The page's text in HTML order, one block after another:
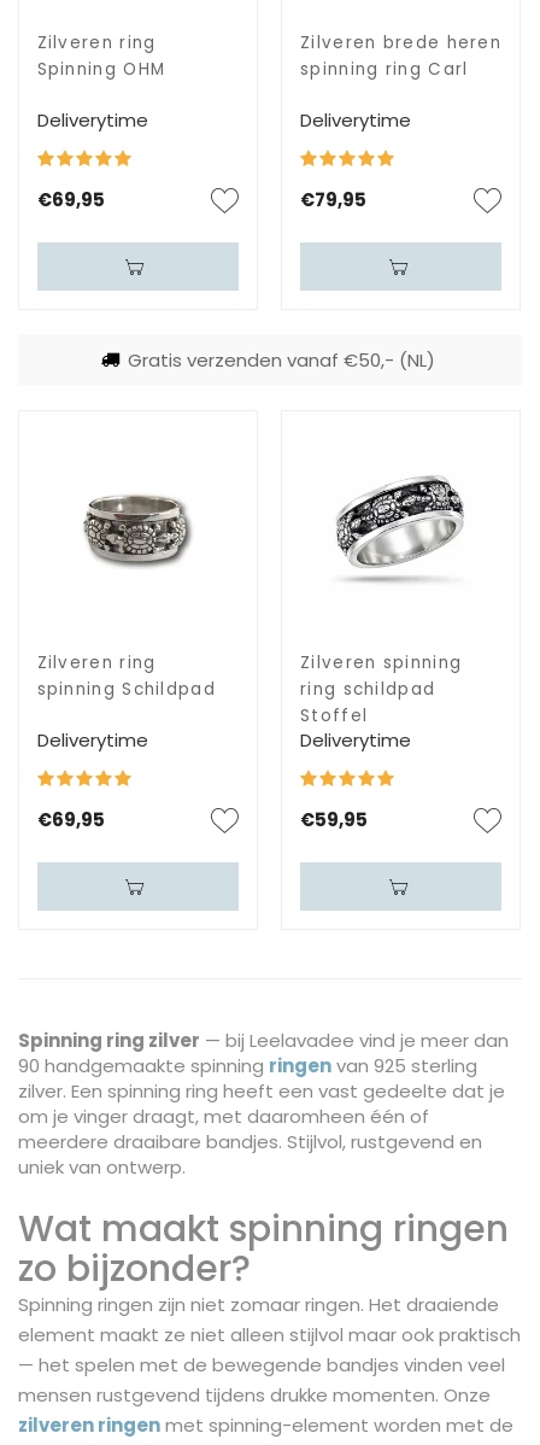
Spinning ring zilver — bij Leelavadee vind je meer dan
90 handgemaakte spinning ringenvan 925 sterling
zilver. Een spinning ring heeft een vast gedeelte dat je
om je vinger draagt, met daaromheen één of
meerdere draaibare bandjes. Stijlvol, rustgevend en
uniek van ontwerp.
Zilveren ring
Spinning OHM
Deliverytime
€69,95
Zilveren brede heren
spinning ring Carl
Deliverytime
€79,95
Gratis verzenden vanaf €50,- (NL)
Zilveren ring
spinning Schildpad
Deliverytime
€69,95
Zilveren spinning
ring schildpad
Stoffel
Deliverytime
€59,95
Wat maakt spinning ringen
zo bijzonder?
Spinning ringen zijn niet zomaar ringen. Het draaiende
element maakt ze niet alleen stijlvol maar ook praktisch
— het spelen met de bewegende bandjes vinden veel
mensen rustgevend tijdens drukke momenten. Onze
zilveren ringenmet spinning-element worden met de